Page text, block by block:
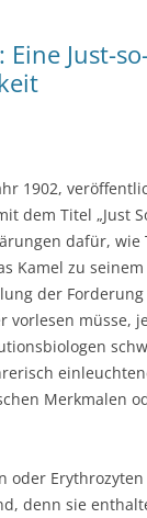
Eine Just-
1902,
dem Titel „Just
dafür,
Kamel zu
der
vorlesen müsse,
Merkmalen
oder
denn sie